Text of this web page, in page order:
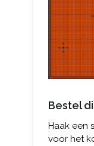
Bestel
Haak een
voor het